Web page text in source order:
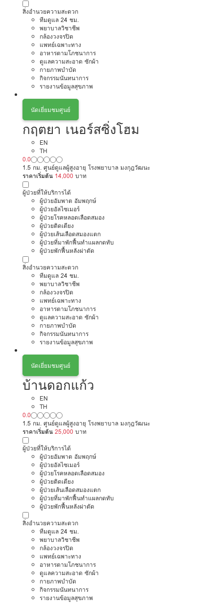
สิ่งอำนวยความสะดวก
ทีมดูแล 24 ชม.
พยาบาลวิชาชีพ
กล้องวงจรปิด
แพทย์เฉพาะทาง
อาหารตามโภชนาการ
ดูแลความสะอาด ซักผ้า
กายภาพบำบัด
กิจกรรมนันทนาการ
รายงานข้อมูลสุขภาพ
นัดเยี่ยมชมศูนย์
กฤตยา เนอร์สซิ่งโฮม
EN
TH
0.0
1.5 กม. ศูนย์ดูแลผู้สูงอายุ โรงพยาบาล มงกุฎวัฒนะ
ราคาเริ่มต้น 14,000 บาท
ผู้ป่วยที่ให้บริการได้
ผู้ป่วยอัมพาต อัมพฤกษ์
ผู้ป่วยอัลไซเมอร์
ผู้ป่วยโรคหลอดเลือดสมอง
ผู้ป่วยติดเตียง
ผู้ป่วยเส้นเลือดสมองแตก
ผู้ป่วยที่มาพักฟื้นทำแผลกดทับ
ผู้ป่วยพักฟื้นหลังผ่าตัด
สิ่งอำนวยความสะดวก
ทีมดูแล 24 ชม.
พยาบาลวิชาชีพ
กล้องวงจรปิด
แพทย์เฉพาะทาง
อาหารตามโภชนาการ
ดูแลความสะอาด ซักผ้า
กายภาพบำบัด
กิจกรรมนันทนาการ
รายงานข้อมูลสุขภาพ
นัดเยี่ยมชมศูนย์
บ้านดอกแก้ว
EN
TH
0.0
1.5 กม. ศูนย์ดูแลผู้สูงอายุ โรงพยาบาล มงกุฎวัฒนะ
ราคาเริ่มต้น 25,000 บาท
ผู้ป่วยที่ให้บริการได้
ผู้ป่วยอัมพาต อัมพฤกษ์
ผู้ป่วยอัลไซเมอร์
ผู้ป่วยโรคหลอดเลือดสมอง
ผู้ป่วยติดเตียง
ผู้ป่วยเส้นเลือดสมองแตก
ผู้ป่วยที่มาพักฟื้นทำแผลกดทับ
ผู้ป่วยพักฟื้นหลังผ่าตัด
สิ่งอำนวยความสะดวก
ทีมดูแล 24 ชม.
พยาบาลวิชาชีพ
กล้องวงจรปิด
แพทย์เฉพาะทาง
อาหารตามโภชนาการ
ดูแลความสะอาด ซักผ้า
กายภาพบำบัด
กิจกรรมนันทนาการ
รายงานข้อมูลสุขภาพ